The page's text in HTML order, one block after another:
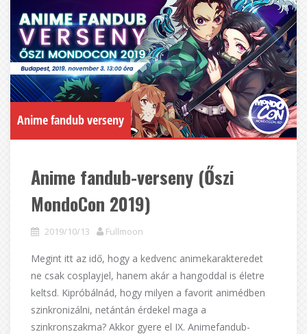
Anime fandub verseny
Anime fandub-verseny (Őszi
MondoCon 2019)
2019/10/13 Fullmoon
Megint itt az idő, hogy a kedvenc animekarakteredet
ne csak cosplayjel, hanem akár a hangoddal is életre
keltsd. Kipróbálnád, hogy milyen a favorit animédben
szinkronizálni, netántán érdekel maga a
szinkronszakma? Akkor gyere el IX. Animefandub-